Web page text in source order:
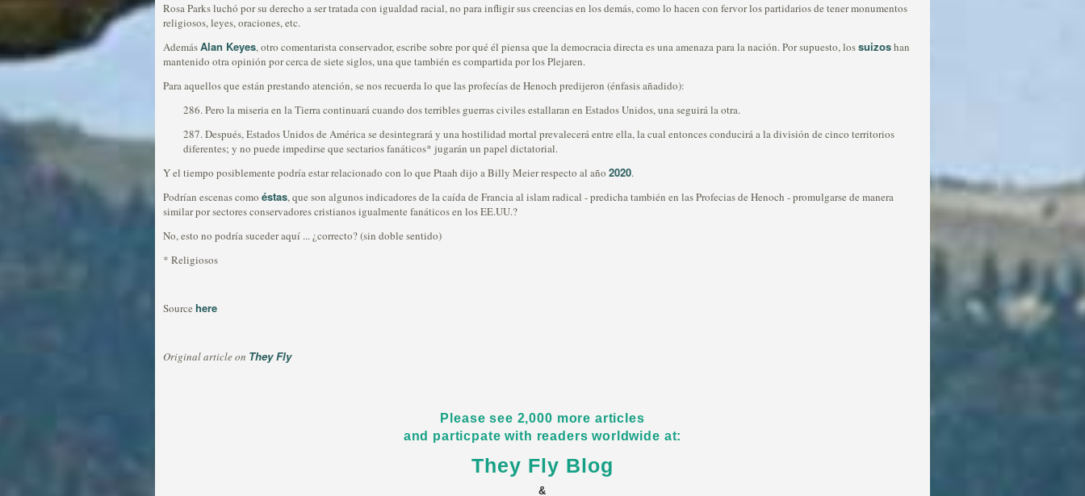
Rosa Parks luchó por su derecho a ser tratada con igualdad racial, no para infligir sus creencias en los demás, como lo hacen con fervor los partidarios de tener monumentos
religiosos, leyes, oraciones, etc.
AdemásAlan Keyes, otro comentarista conservador, escribe sobre por qué él piensa que la democracia directa es una amenaza para la nación. Por supuesto, lossuizoshan
mantenido otra opinión por cerca de siete siglos, una que también es compartida por los Plejaren.
Para aquellos que están prestando atención, se nos recuerda lo que las profecías de Henoch predijeron (énfasis añadido):
286. Pero la miseria en la Tierra continuará cuando dos terribles guerras civiles estallaran en Estados Unidos, una seguirá la otra.
287. Después, Estados Unidos de América se desintegrará y una hostilidad mortal prevalecerá entre ella, la cual entonces conducirá a la división de cinco territorios
diferentes; y no puede impedirse que sectarios fanáticos* jugarán un papel dictatorial.
Y el tiempo posiblemente podría estar relacionado con lo que Ptaah dijo a Billy Meier respecto al año 2020.
Podrían escenas como éstas, que son algunos indicadores de la caída de Francia al islam radical - predicha también en las Profecias de Henoch - promulgarse de manera
similar por sectores conservadores cristianos igualmente fanáticos en los EE.UU.?
No, esto no podría suceder aquí ... ¿correcto? (sin doble sentido)
* Religiosos
Source here
Original article on They Fly
Please see 2,000 more articles
and particpate with readers worldwide at:
They Fly Blog
&